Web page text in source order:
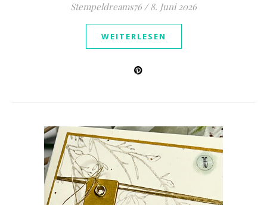
Stempeldreams76 / 8. Juni 2026
WEITERLESEN